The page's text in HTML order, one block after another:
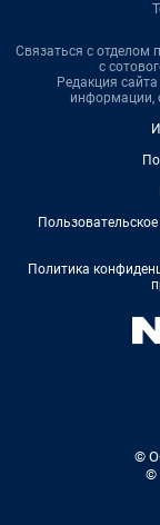
Связаться с отделом
с
Редакция
информации,
Политика
©
©